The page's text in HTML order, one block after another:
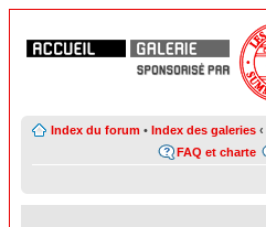
Index du forum • Index des galeries ‹
FAQ et charte